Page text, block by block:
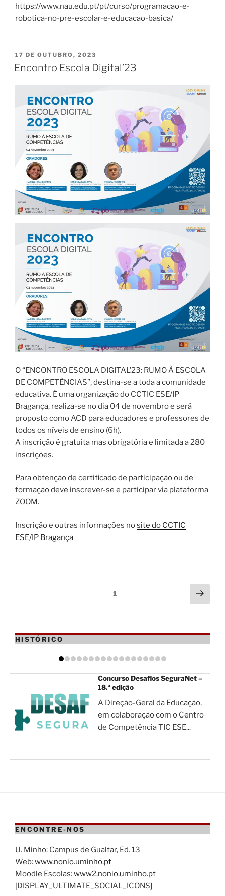
https://www.nau.edu.pt/pt/curso/programacao-e-
robotica-no-pre-escolar-e-educacao-basica/
PUBLICADO
EM
17 DE OUTUBRO, 2023
Encontro Escola Digital’23
O “ENCONTRO ESCOLA DIGITAL’23: RUMO À ESCOLA
DE COMPETÊNCIAS”, destina-se a toda a comunidade
educativa. É uma organização do CCTIC ESE/IP
Bragança, realiza-se no dia 04 de novembro e será
proposto como ACD para educadores e professores de
todos os níveis de ensino (6h).
A inscrição é gratuita mas obrigatória e limitada a 280
inscrições.
Para obtenção de certificado de participação ou de
formação deve inscrever-se e participar via plataforma
ZOOM.
Inscrição e outras informações nosite do CCTIC
ESE/IP Bragança
Página1
HISTÓRICO
Concurso Desafios SeguraNet –
18.ª edição
A Direção-Geral da Educação,
em colaboração com o Centro
de Competência TIC ESE...
ENCONTRE-NOS
U. Minho: Campus de Gualtar, Ed. 13
Web:www.nonio.uminho.pt
Moodle Escolas:www2.nonio.uminho.pt
[DISPLAY_ULTIMATE_SOCIAL_ICONS]